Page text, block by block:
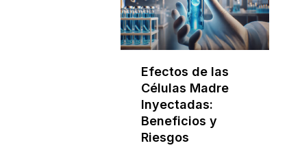
Efectos de las
Células Madre
Inyectadas:
Beneficios y
Riesgos